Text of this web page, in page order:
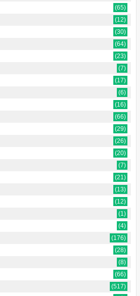
(65)
(12)
(30)
(64)
(23)
(7)
(17)
(6)
(16)
(66)
(29)
(26)
(20)
(7)
(21)
(13)
(12)
(1)
(4)
(176)
(28)
(8)
(66)
(517)